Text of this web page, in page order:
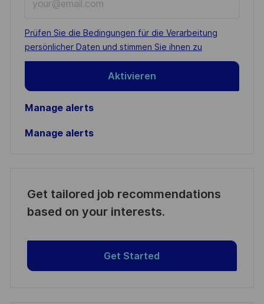
Email
address
(Required)
Required
Prüfen Sie die Bedingungen für die Verarbeitung
persönlicher Daten und stimmen Sie ihnen zu
Aktivieren
Manage alerts
Manage alerts
Get tailored job recommendations
based on your interests.
Get Started